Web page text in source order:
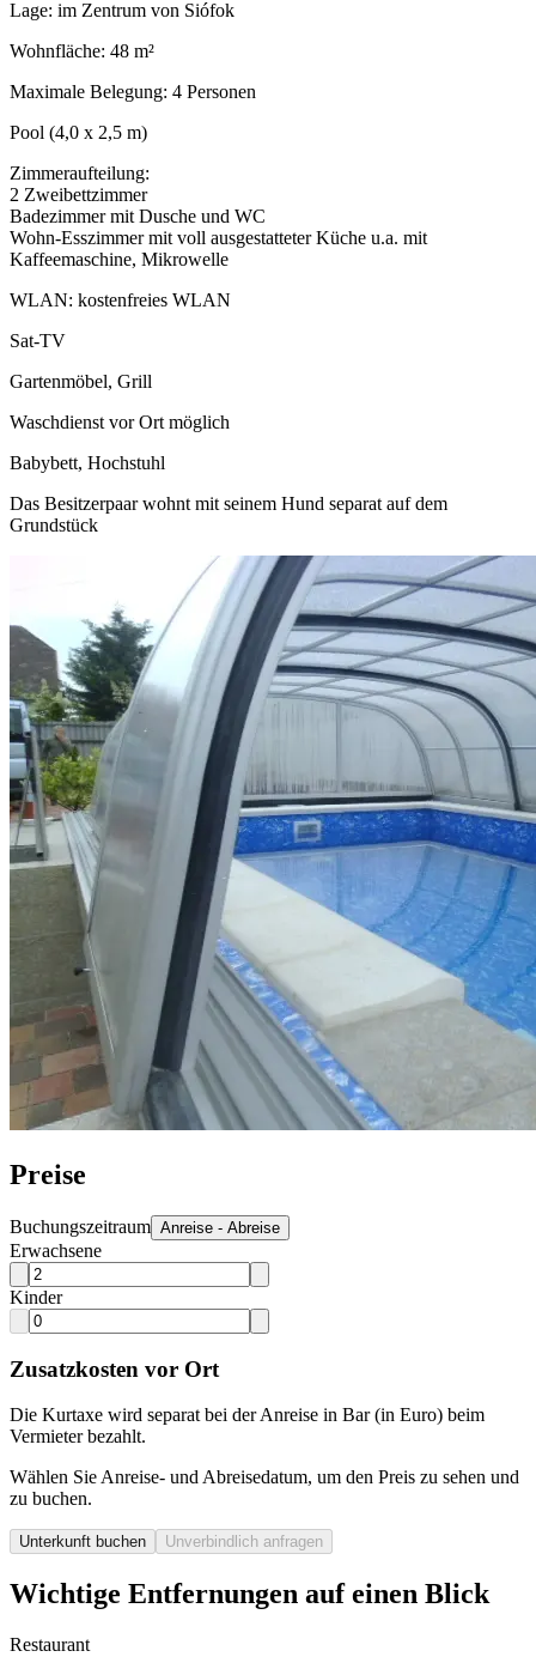
Lage: im Zentrum von Siófok
Wohnfläche: 48 m²
Maximale Belegung: 4 Personen
Pool (4,0 x 2,5 m)
Zimmeraufteilung:
2 Zweibettzimmer
Badezimmer mit Dusche und WC
Wohn-Esszimmer mit voll ausgestatteter Küche u.a. mit
Kaffeemaschine, Mikrowelle
WLAN: kostenfreies WLAN
Sat-TV
Gartenmöbel, Grill
Waschdienst vor Ort möglich
Babybett, Hochstuhl
Das Besitzerpaar wohnt mit seinem Hund separat auf dem
Grundstück
Preise
Buchungszeitraum Anreise - Abreise
Erwachsene
Kinder
Zusatzkosten vor Ort
Die Kurtaxe wird separat bei der Anreise in Bar (in Euro) beim
Vermieter bezahlt.
Wählen Sie Anreise- und Abreisedatum, um den Preis zu sehen und
zu buchen.
Unterkunft buchen Unverbindlich anfragen
Wichtige Entfernungen auf einen Blick
Restaurant